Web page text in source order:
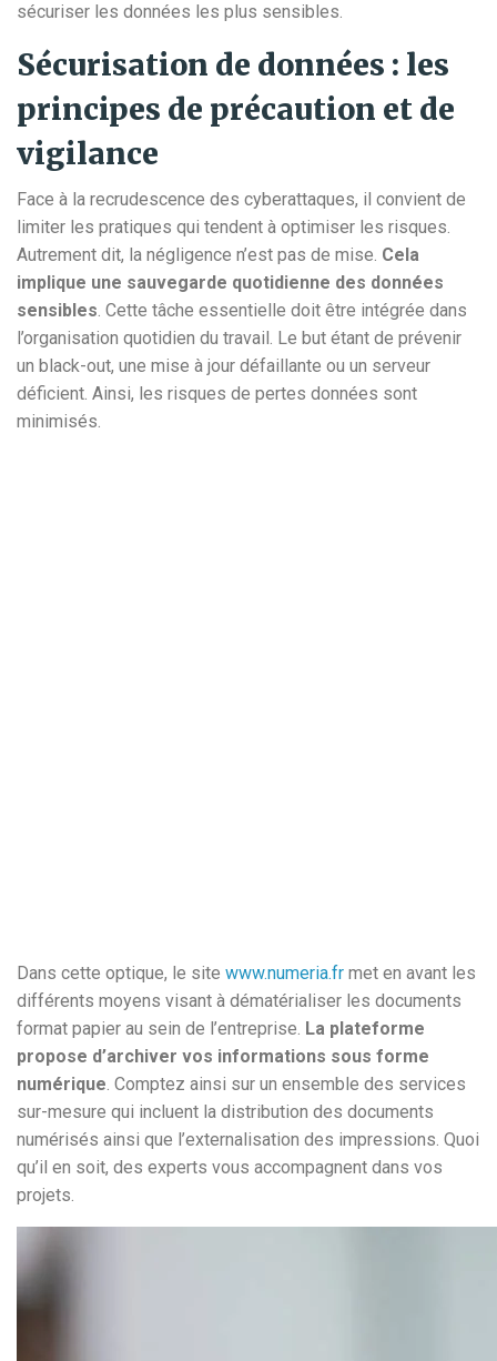
sécuriser les données les plus sensibles.
Sécurisation de données : les
principes de précaution et de
vigilance
Face à la recrudescence des cyberattaques, il convient de
limiter les pratiques qui tendent à optimiser les risques.
Autrement dit, la négligence n’est pas de mise. Cela
implique une sauvegarde quotidienne des données
sensibles . Cette tâche essentielle doit être intégrée dans
l’organisation quotidien du travail. Le but étant de prévenir
un black-out, une mise à jour défaillante ou un serveur
déficient. Ainsi, les risques de pertes données sont
minimisés.
Dans cette optique, le site www.numeria.fr met en avant les
différents moyens visant à dématérialiser les documents
format papier au sein de l’entreprise. La plateforme
propose d’archiver vos informations sous forme
numérique . Comptez ainsi sur un ensemble des services
sur-mesure qui incluent la distribution des documents
numérisés ainsi que l’externalisation des impressions. Quoi
qu’il en soit, des experts vous accompagnent dans vos
projets.